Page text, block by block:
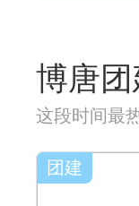
博唐
这段时间最
团建